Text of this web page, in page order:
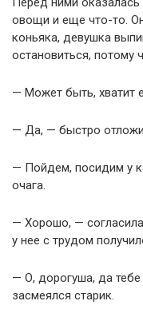
овощи и еще что-то.
коньяка, девушка
остановиться, потому
— Может быть, хватит
— Да, — быстро
— Пойдем, посидим у
очага.
— Хорошо, —
у нее с трудом
— О, дорогуша, да
засмеялся старик.